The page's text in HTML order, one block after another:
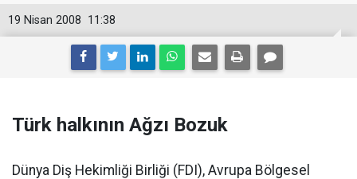
11:38
19 Nisan 2008
Türk halkının Ağzı Bozuk
Dünya Diş Hekimliği Birliği (FDI), Avrupa Bölgesel